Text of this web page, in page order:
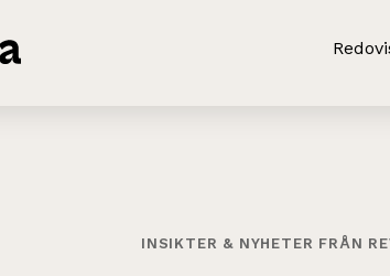
INSIKTER & NYHETER FRÅN